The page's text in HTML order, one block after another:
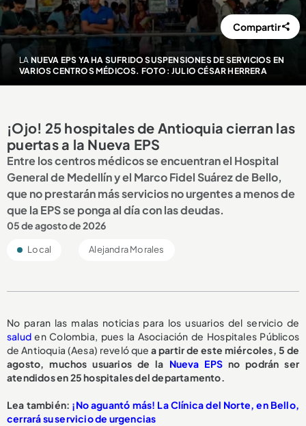
LA NUEVA EPS YA HA SUFRIDO SUSPENSIONES DE SERVICIOS EN
VARIOS CENTROS MÉDICOS. FOTO: JULIO CÉSAR HERRERA
Compartir
¡Ojo! 25 hospitales de Antioquia cierran las
puertas a la Nueva EPS
Entre los centros médicos se encuentran el Hospital
General de Medellín y el Marco Fidel Suárez de Bello,
que no prestarán más servicios no urgentes a menos de
que la EPS se ponga al día con las deudas.
05 de agosto de 2026
Local Alejandra Morales
No paran las malas noticias para los usuarios del servicio de
salud en Colombia, pues la Asociación de Hospitales Públicos
de Antioquia (Aesa) reveló quea partir de este miércoles, 5 de
agosto, muchos usuarios de la Nueva EPS no podrán ser
atendidos en 25 hospitales del departamento.
Lea también: ¡No aguantó más! La Clínica del Norte, en Bello,
cerrará su servicio de urgencias